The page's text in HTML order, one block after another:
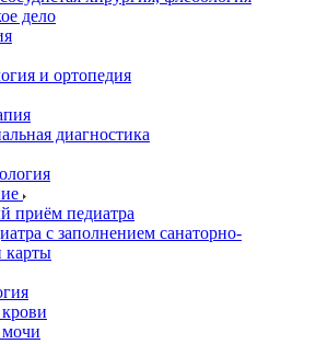
дело
и ортопедия
диагностика
приём педиатра
с заполнением санаторно-
карты